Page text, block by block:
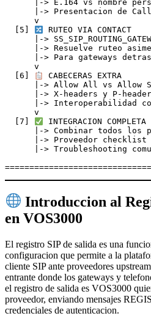
  [5]
RUTEO VIA CONTACT
  [6]
CABECERAS EXTRA
  [7]
INTEGRACION COMPLETA
Introduccion al
en VOS3000
El registro SIP de salida es una
configuracion que permite a la
cliente SIP ante proveedores
entrante donde los gateways y
el registro de salida es VOS3000
proveedor, enviando mensajes
credenciales de autenticacion.